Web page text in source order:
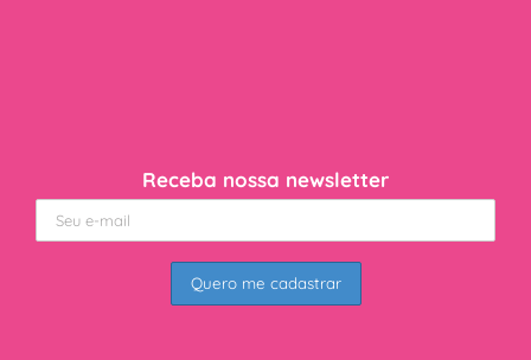
Receba nossa newsletter